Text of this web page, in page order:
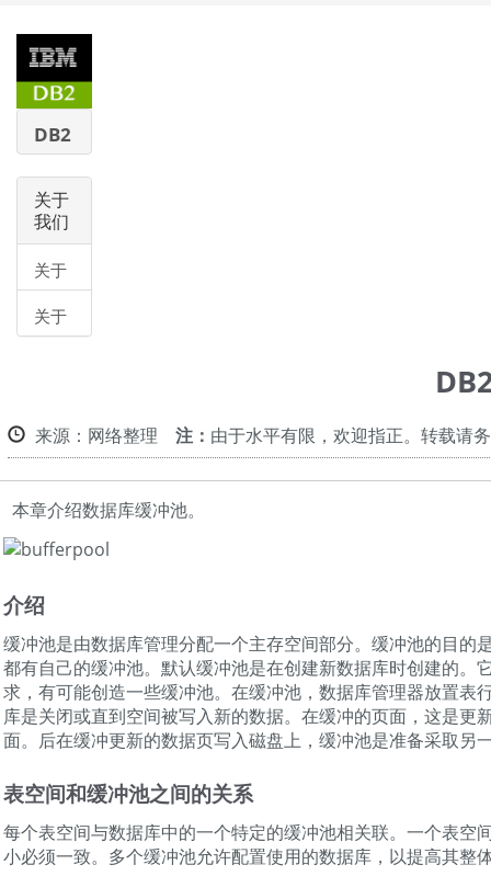
DB2
教程
关于
我们
关于
关于
来源：网络整理 注： 由于水平有限，欢迎指正。转载请
本章介绍数据库缓冲池。
介绍
缓冲池是由数据库管理分配一个主存空间部分。缓冲池的目的
都有自己的缓冲池。默认缓冲池是在创建新数据库时创建的。
求，有可能创造一些缓冲池。在缓冲池，数据库管理器放置表
库是关闭或直到空间被写入新的数据。在缓冲的页面，这是更
面。后在缓冲更新的数据页写入磁盘上，缓冲池是准备采取另
表空间和缓冲池之间的关系
每个表空间与数据库中的一个特定的缓冲池相关联。一个表空
小必须一致。多个缓冲池允许配置使用的数据库，以提高其整